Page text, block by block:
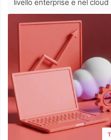
livello enterprise e nel cloud